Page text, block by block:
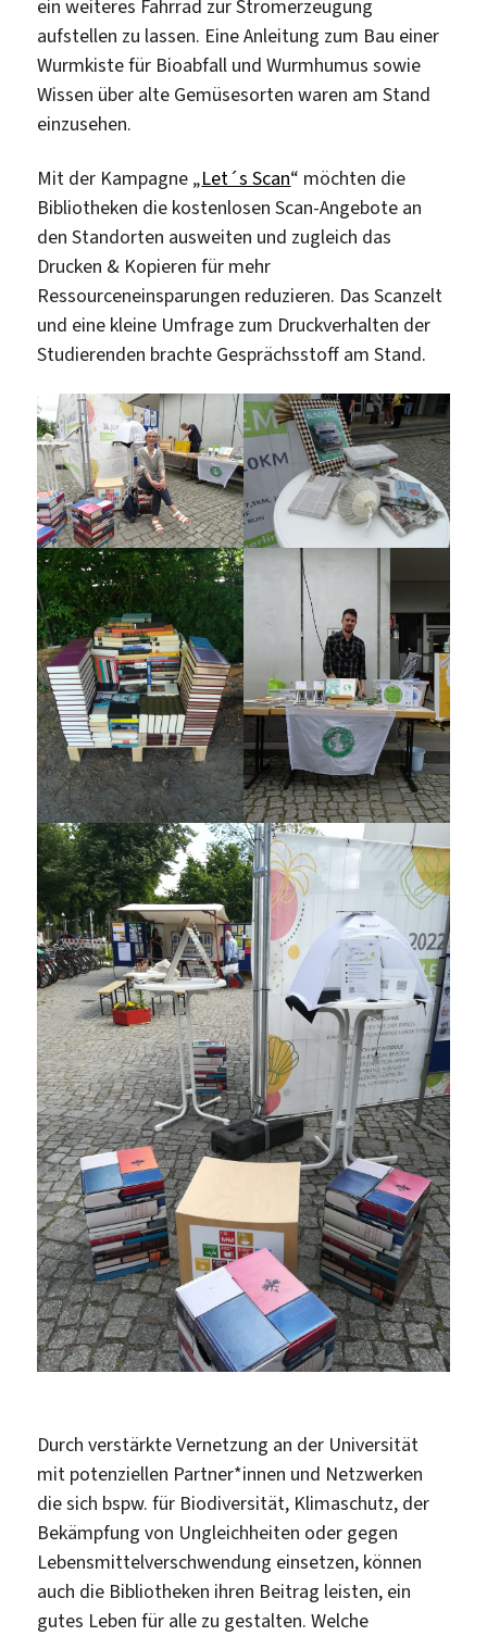
ein weiteres Fahrrad zur Stromerzeugung
aufstellen zu lassen. Eine Anleitung zum Bau einer
Wurmkiste für Bioabfall und Wurmhumus sowie
Wissen über alte Gemüsesorten waren am Stand
einzusehen.
Mit der Kampagne „Let´s Scan“ möchten die
Bibliotheken die kostenlosen Scan-Angebote an
den Standorten ausweiten und zugleich das
Drucken & Kopieren für mehr
Ressourceneinsparungen reduzieren. Das Scanzelt
und eine kleine Umfrage zum Druckverhalten der
Studierenden brachte Gesprächsstoff am Stand.
Durch verstärkte Vernetzung an der Universität
mit potenziellen Partner*innen und Netzwerken
die sich bspw. für Biodiversität, Klimaschutz, der
Bekämpfung von Ungleichheiten oder gegen
Lebensmittelverschwendung einsetzen, können
auch die Bibliotheken ihren Beitrag leisten, ein
gutes Leben für alle zu gestalten. Welche